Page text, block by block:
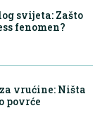
svijeta: Zašto
fenomen?
vrućine: Ništa
povrće